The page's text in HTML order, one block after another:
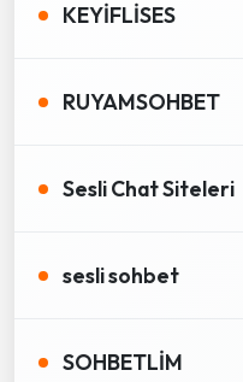
KEYİFLİSES
RUYAMSOHBET
Sesli Chat Siteleri
sesli sohbet
SOHBETLİM